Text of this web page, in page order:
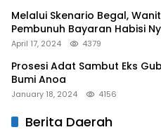
Melalui Skenario Begal,
Pembunuh Bayaran Habisi
April 17, 2024 4379
Prosesi Adat Sambut Eks
Bumi Anoa
January 18, 2024 4156
Berita Daerah